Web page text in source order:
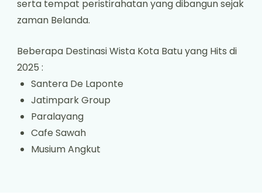
serta tempat peristirahatan yang dibangun sejak
zaman Belanda.
Beberapa Destinasi Wista Kota Batu yang Hits di
2025 :
Santera De Laponte
Jatimpark Group
Paralayang
Cafe Sawah
Musium Angkut